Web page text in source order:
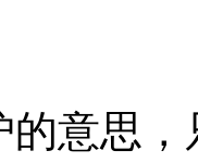
的意思